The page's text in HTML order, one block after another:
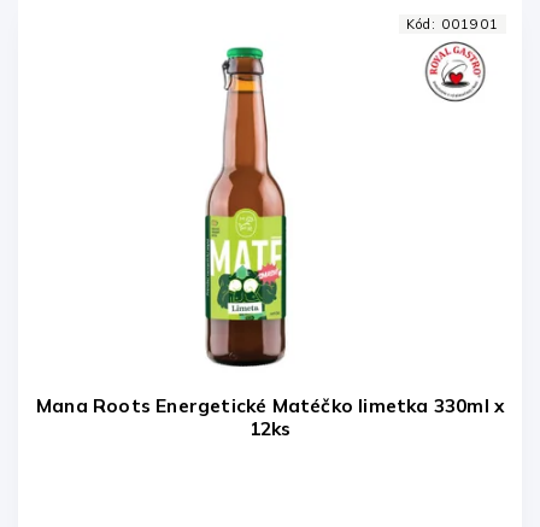
Mana Roots Energetické Matéčko limetka 330ml x
12ks
Kód: 001901